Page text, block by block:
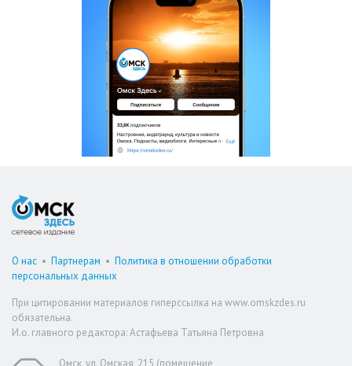
О нас • Партнерам • Политика в отношении обработки
персональных данных
При цитировании материалов гиперссылка на www.omskzdes.ru
обязательна.
И.о. главного редактора: Астафьева Татьяна Петровна